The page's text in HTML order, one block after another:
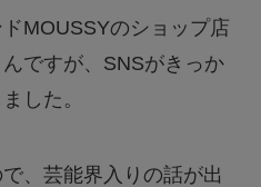
MOUSSYのショップ店
ですが、SNSがきっか
した。
、芸能界入りの話が出